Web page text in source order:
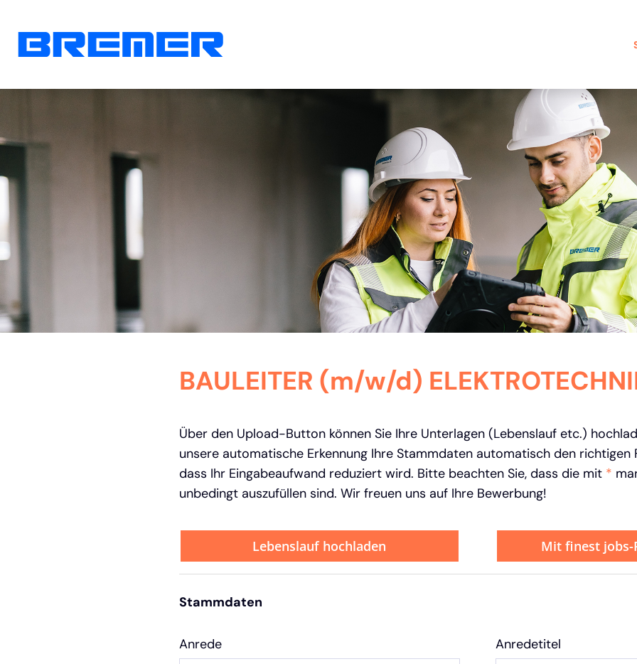
BAULEITER (m/w/d)
Über den Upload-Button können Sie Ihre Unterlagen (Lebenslauf etc.)
unsere automatische Erkennung Ihre Stammdaten automatisch den richtigen
dass Ihr Eingabeaufwand reduziert wird. Bitte beachten Sie, dass die mit *
unbedingt auszufüllen sind. Wir freuen uns auf Ihre Bewerbung!
Lebenslauf hochladen Mit finest
Stammdaten
Anrede
Anredetitel